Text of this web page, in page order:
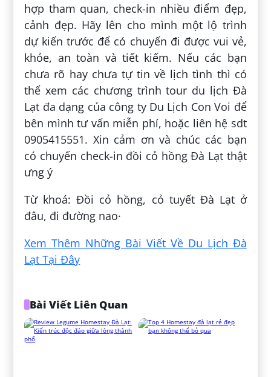
hợp tham quan, check-in nhiều điểm đẹp,
cảnh đẹp. Hãy lên cho mình một lộ trình
dự kiến trước để có chuyến đi được vui vẻ,
khỏe, an toàn và tiết kiếm. Nếu các bạn
chưa rõ hay chưa tự tin về lịch tình thì có
thể xem các chương trình tour du lịch Đà
Lạt đa dạng của công ty Du Lịch Con Voi để
bên mình tư vấn miễn phí, hoặc liên hệ sdt
0905415551. Xin cảm ơn và chúc các bạn
có chuyến check-in đồi cỏ hồng Đà Lạt thật
ưng ý
Từ khoá: Đồi cỏ hồng, cỏ tuyết Đà Lạt ở
đâu, đi đường nao·
Xem Thêm Những Bài Viết Về Du Lịch Đà
Lạt Tại Đây
Bài Viết Liên Quan